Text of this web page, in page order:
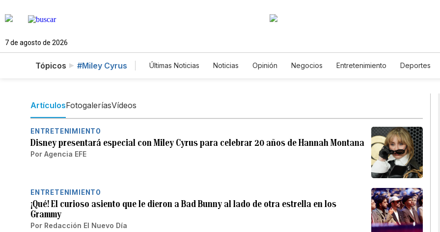
7 de agosto de 2026
Tópicos #Miley Cyrus Últimas Noticias Noticias Opinión Negocios Entretenimiento Deportes
ArtículosFotogaleríasVídeos
ENTRETENIMIENTO
Disney presentará especial con Miley Cyrus para celebrar 20 años de Hannah Montana
Por Agencia EFE
ENTRETENIMIENTO
¡Qué! El curioso asiento que le dieron a Bad Bunny al lado de otra estrella en los
Grammy
Por Redacción El Nuevo Día